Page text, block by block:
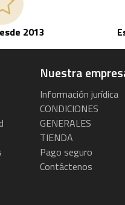
2013
Nuestra
Información jurídica
CONDICIONES
GENERALES
TIENDA
Pago seguro
Contáctenos